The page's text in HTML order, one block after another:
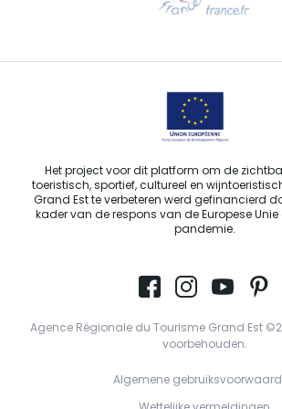
Stuur ons een e-mail
Het project voor dit platform om de
toeristisch, sportief, cultureel en
Grand Est te verbeteren werd gefinancierd
kader van de respons van de Europese Unie
pandemie.
Agence Régionale du Tourisme Grand Est
voorbehouden.
Algemene